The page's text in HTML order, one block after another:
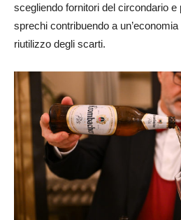
scegliendo fornitori del circondario e
sprechi contribuendo a
riutilizzo degli scarti.